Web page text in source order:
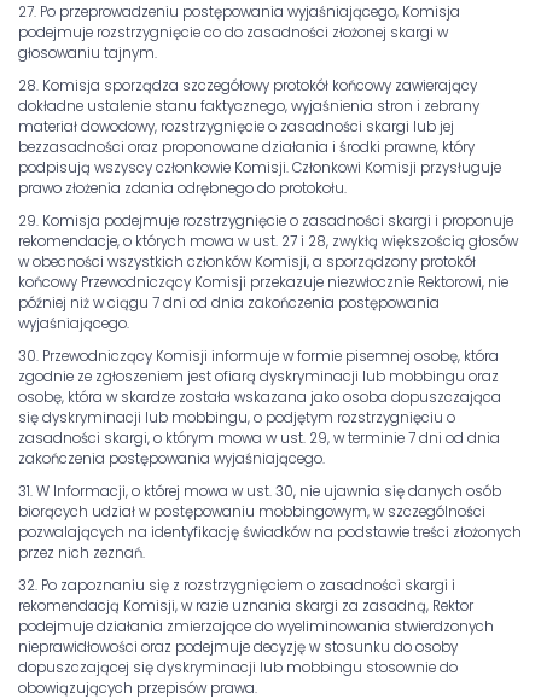
27. Po przeprowadzeniu postępowania wyjaśniającego, Komisja
podejmuje rozstrzygnięcie co do zasadności złożonej skargi w
głosowaniu tajnym.
28. Komisja sporządza szczegółowy protokół końcowy zawierający
dokładne ustalenie stanu faktycznego, wyjaśnienia stron i zebrany
materiał dowodowy, rozstrzygnięcie o zasadności skargi lub jej
bezzasadności oraz proponowane działania i środki prawne, który
podpisują wszyscy członkowie Komisji. Członkowi Komisji przysługuje
prawo złożenia zdania odrębnego do protokołu.
29. Komisja podejmuje rozstrzygnięcie o zasadności skargi i proponuje
rekomendacje, o których mowa w ust. 27 i 28, zwykłą większością głosów
w obecności wszystkich członków Komisji, a sporządzony protokół
końcowy Przewodniczący Komisji przekazuje niezwłocznie Rektorowi, nie
później niż w ciągu 7 dni od dnia zakończenia postępowania
wyjaśniającego.
30. Przewodniczący Komisji informuje w formie pisemnej osobę, która
zgodnie ze zgłoszeniem jest ofiarą dyskryminacji lub mobbingu oraz
osobę, która w skardze została wskazana jako osoba dopuszczająca
się dyskryminacji lub mobbingu, o podjętym rozstrzygnięciu o
zasadności skargi, o którym mowa w ust. 29, w terminie 7 dni od dnia
zakończenia postępowania wyjaśniającego.
31. W Informacji, o której mowa w ust. 30, nie ujawnia się danych osób
biorących udział w postępowaniu mobbingowym, w szczególności
pozwalających na identyfikację świadków na podstawie treści złożonych
przez nich zeznań.
32. Po zapoznaniu się z rozstrzygnięciem o zasadności skargi i
rekomendacją Komisji, w razie uznania skargi za zasadną, Rektor
podejmuje działania zmierzające do wyeliminowania stwierdzonych
nieprawidłowości oraz podejmuje decyzję w stosunku do osoby
dopuszczającej się dyskryminacji lub mobbingu stosownie do
obowiązujących przepisów prawa.